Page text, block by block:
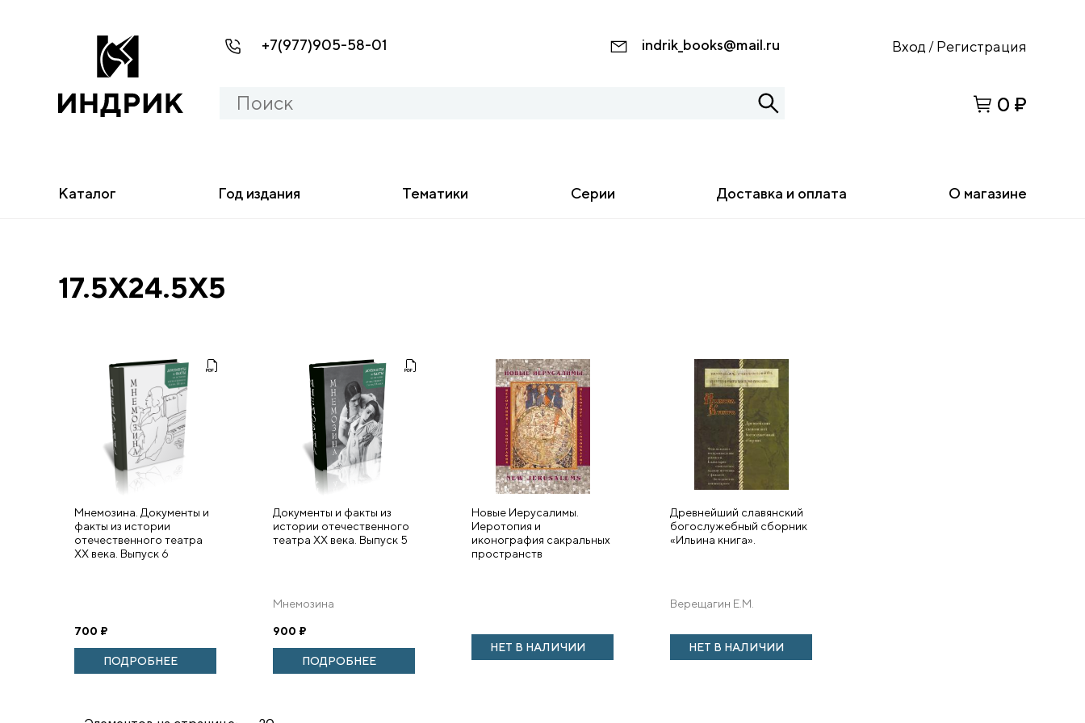
+7(977)905-58-01 indrik_books@mail.ru Вход / Регистрация
0 ₽
Каталог Год издания Тематики Серии Доставка и оплата О магазине
17.5X24.5X5
Мнемозина. Документы и
факты из истории
отечественного театра
ХХ века. Выпуск 6
700 ₽
ПОДРОБНЕЕ
Документы и факты из
истории отечественного
театра ХХ века. Выпуск 5
Мнемозина
900 ₽
ПОДРОБНЕЕ
Новые Иерусалимы.
Иеротопия и
иконография сакральных
пространств
НЕТ В НАЛИЧИИ
Древнейший славянский
богослужебный сборник
«Ильина книга».
Верещагин Е.М.
НЕТ В НАЛИЧИИ